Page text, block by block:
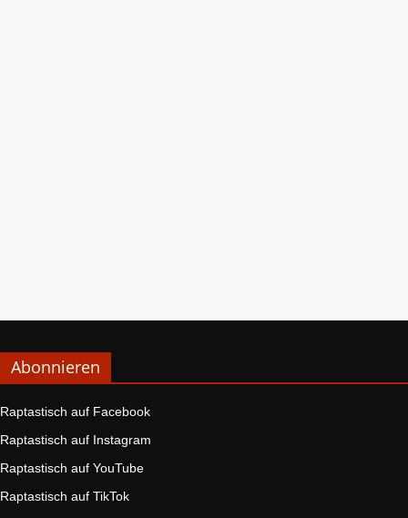
Abonnieren
Raptastisch auf Facebook
Raptastisch auf Instagram
Raptastisch auf YouTube
Raptastisch auf TikTok